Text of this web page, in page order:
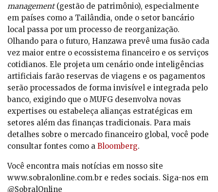
management(gestão de patrimônio), especialmente
em países como a Tailândia, onde o setor bancário
local passa por um processo de reorganização.
Olhando para o futuro, Hanzawa prevê uma fusão cada
vez maior entre o ecossistema financeiro e os serviços
cotidianos. Ele projeta um cenário onde inteligências
artificiais farão reservas de viagens e os pagamentos
serão processados de forma invisível e integrada pelo
banco, exigindo que o MUFG desenvolva novas
expertises ou estabeleça alianças estratégicas em
setores além das finanças tradicionais. Para mais
detalhes sobre o mercado financeiro global, você pode
consultar fontes como a Bloomberg.
Você encontra mais notícias em nosso site
www.sobralonline.com.br e redes sociais. Siga-nos em
@SobralOnline